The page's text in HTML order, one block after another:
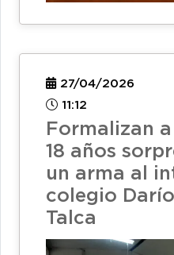
27/04/2026
11:12
Formalizan
18 años
un arma al
colegio
Talca